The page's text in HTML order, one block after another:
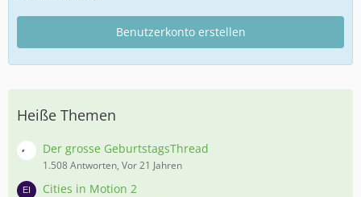
Benutzerkonto erstellen
Heiße Themen
Der grosse GeburtstagsThread
1.508 Antworten, Vor 21 Jahren
Cities in Motion 2